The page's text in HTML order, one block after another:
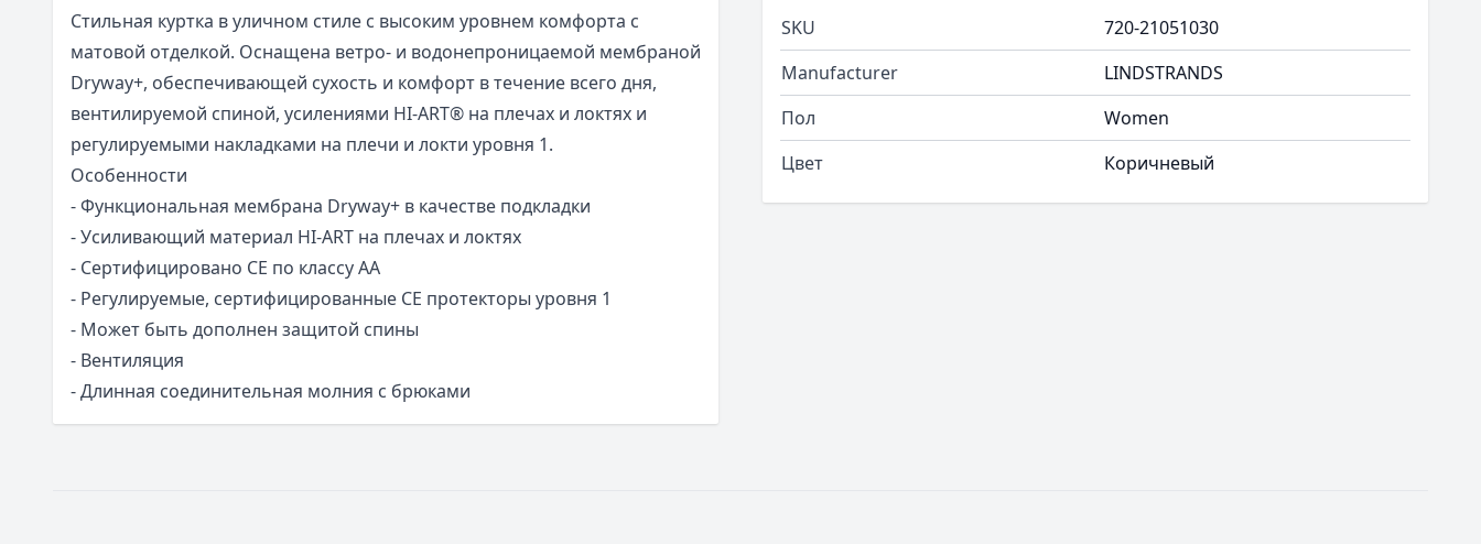
Стильная куртка в уличном стиле с высоким уровнем комфорта с
матовой отделкой. Оснащена ветро- и водонепроницаемой мембраной
Dryway+, обеспечивающей сухость и комфорт в течение всего дня,
вентилируемой спиной, усилениями HI-ART® на плечах и локтях и
регулируемыми накладками на плечи и локти уровня 1.
Особенности
- Функциональная мембрана Dryway+ в качестве подкладки
- Усиливающий материал HI-ART на плечах и локтях
- Сертифицировано CE по классу AA
- Регулируемые, сертифицированные CE протекторы уровня 1
- Может быть дополнен защитой спины
- Вентиляция
- Длинная соединительная молния с брюками
SKU
720-21051030
Manufacturer
LINDSTRANDS
Пол
Women
Цвет
Коричневый